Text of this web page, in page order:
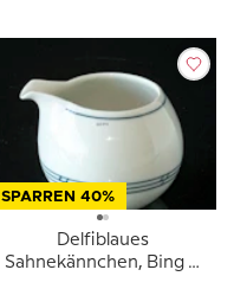
SPARREN 40%
Delfiblaues
Sahnekännchen, Bing &